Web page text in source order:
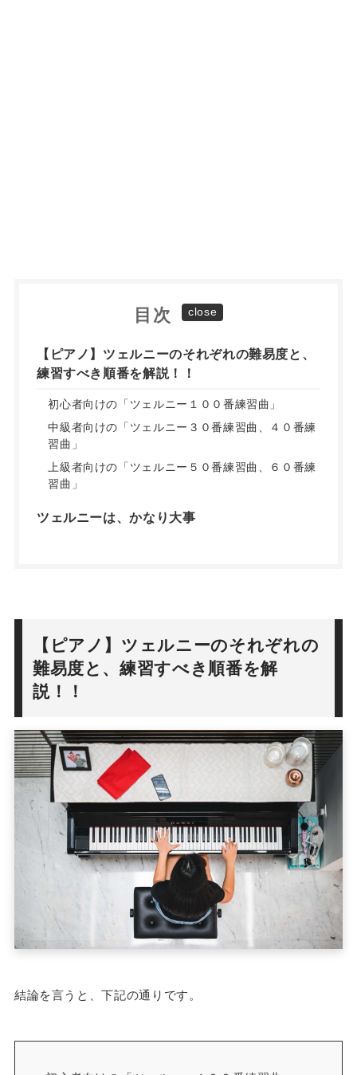
目次
【ピアノ】ツェルニーのそれぞれの難易度と、
練習すべき順番を解説！！
初心者向けの「ツェルニー１００番練習曲」
中級者向けの「ツェルニー３０番練習曲、４０番練
習曲」
上級者向けの「ツェルニー５０番練習曲、６０番練
習曲」
ツェルニーは、かなり大事
【ピアノ】ツェルニーのそれぞれの
難易度と、練習すべき順番を解
説！！
結論を言うと、下記の通りです。